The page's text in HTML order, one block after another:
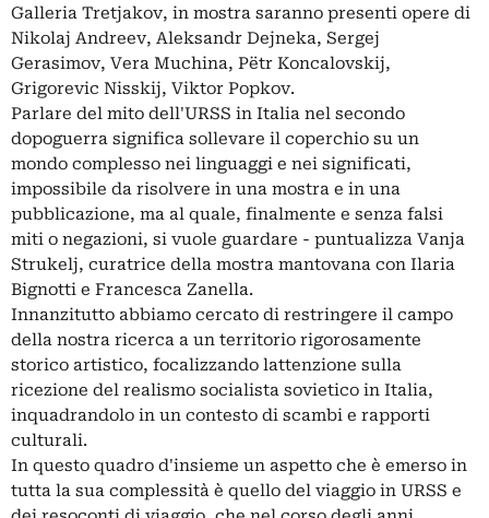
Galleria Tretjakov, in mostra saranno presenti opere di
Nikolaj Andreev, Aleksandr Dejneka, Sergej
Gerasimov, Vera Muchina, Pëtr Koncalovskij,
Grigorevic Nisskij, Viktor Popkov.
Parlare del mito dell'URSS in Italia nel secondo
dopoguerra significa sollevare il coperchio su un
mondo complesso nei linguaggi e nei significati,
impossibile da risolvere in una mostra e in una
pubblicazione, ma al quale, finalmente e senza falsi
miti o negazioni, si vuole guardare - puntualizza Vanja
Strukelj, curatrice della mostra mantovana con Ilaria
Bignotti e Francesca Zanella.
Innanzitutto abbiamo cercato di restringere il campo
della nostra ricerca a un territorio rigorosamente
storico artistico, focalizzando lattenzione sulla
ricezione del realismo socialista sovietico in Italia,
inquadrandolo in un contesto di scambi e rapporti
culturali.
In questo quadro d'insieme un aspetto che è emerso in
tutta la sua complessità è quello del viaggio in URSS e